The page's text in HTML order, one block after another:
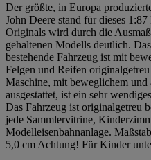
Der größte, in Europa
John Deere stand für dieses
Originals wird durch die
gehaltenen Modells deutlich.
bestehende Fahrzeug ist mit
Felgen und Reifen
Maschine, mit beweglichem
ausgestattet, ist ein sehr
Das Fahrzeug ist originalgetreu
jede Sammlervitrine,
Modelleisenbahnanlage.
5,0 cm Achtung! Für Kinder